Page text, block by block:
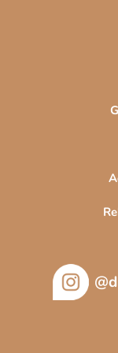
Természet- és